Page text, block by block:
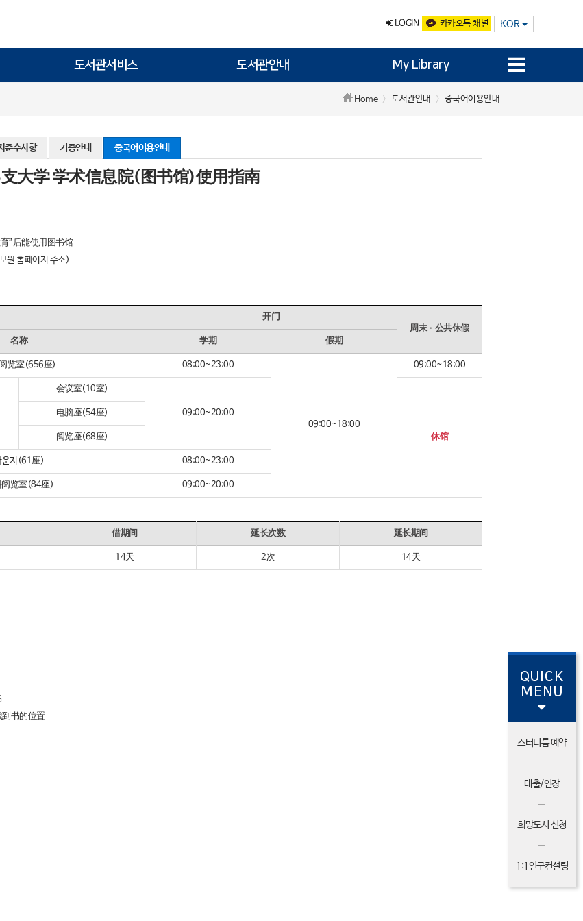
LOGIN 카카오톡 채널 KOR
도서관서비스 도서관안내 My Library
Home 도서관안내 중국어이용안내
준수사항 기증안내 중국어이용안내
大学 学术信息院(图书馆)使用指南
”后能使用图书馆
원 홈페이지 주소)
开门
周末ㆍ公共休假
名称 学期 假期
览室(656座) 08:00~23:00
09:00~18:00
09:00~18:00
会议室(10室)
09:00~20:00
休馆
电脑座(54座)
阅览座(68座)
운지(61座) 08:00~23:00
阅览室(84座) 09:00~20:00
借期间 延长次数 延长期间
14天 2次 14天
书的位置
QUICK
MENU
스터디룸 예약
대출/연장
희망도서 신청
1:1연구컨설팅